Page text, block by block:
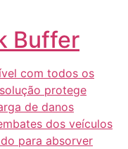
Buffer
com todos os
protege
de danos
dos veículos
para absorver